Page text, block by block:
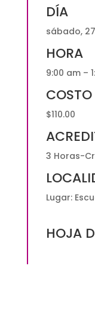
DÍA
sábado,
HORA
9:00 am –
COSTO
$110.00
3 Horas-
Lugar:
HOJA